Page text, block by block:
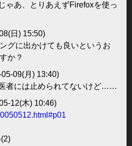
ゃあ、とりあえずFirefoxを使っ
日) 15:50)
グに出かけても良いというお
か？
09(月) 13:40)
者には止められてないけど……
12(木) 10:46)